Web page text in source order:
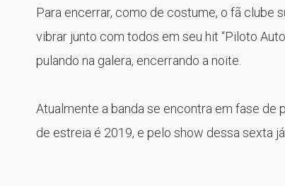
Para encerrar, como de costume, o fã clube
vibrar junto com todos em seu hit “Piloto
pulando na galera, encerrando a noite.
Atualmente a banda se encontra em fase de
de estreia é 2019, e pelo show dessa sexta